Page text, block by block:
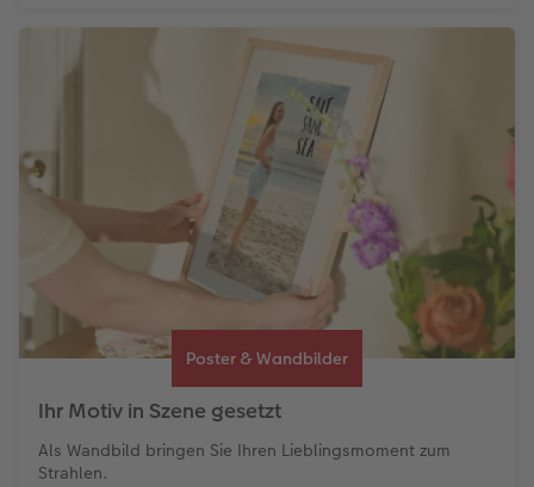
Poster & Wandbilder
Ihr Motiv in Szene gesetzt
Als Wandbild bringen Sie Ihren Lieblingsmoment zum
Strahlen.